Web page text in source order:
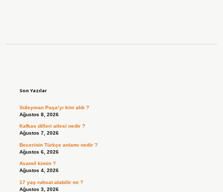
Son Yazılar
Süleyman Paşa’yı kim aldı ?
Ağustos 8, 2026
Kafkas dilleri ailesi nedir ?
Ağustos 7, 2026
Becerinin Türkçe anlamı nedir ?
Ağustos 6, 2026
Avamil kimin ?
Ağustos 4, 2026
17 yaş ruhsat alabilir mi ?
Ağustos 3, 2026